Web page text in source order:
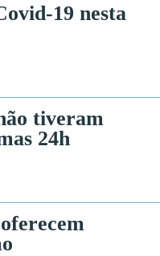
19 nesta
tiveram
24h